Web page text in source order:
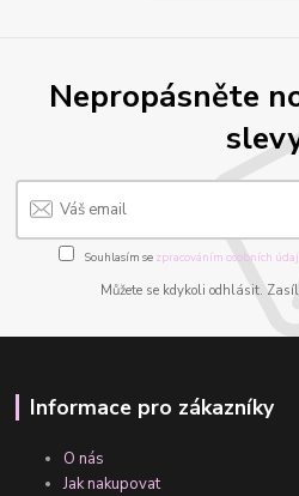
Nepropásněte
Souhlasím se zpracováním osobních
Můžete se kdykoli odhlásit.
Informace pro zákazníky
O nás
Jak nakupovat